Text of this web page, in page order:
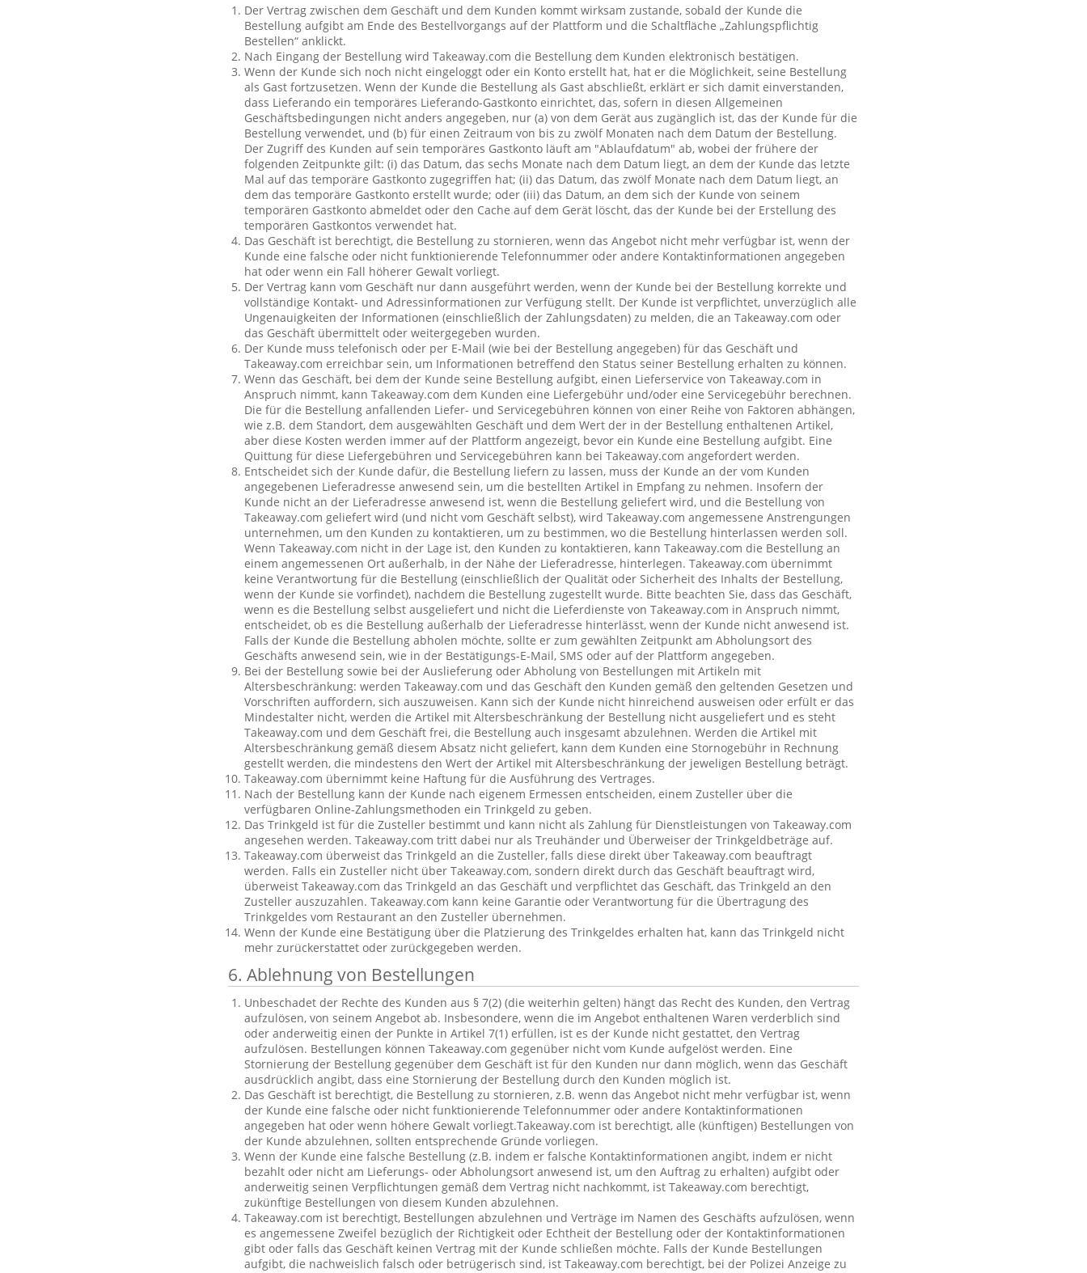
Der Vertrag zwischen dem Geschäft und dem Kunden kommt wirksam zustande, sobald der Kunde die
Bestellung aufgibt am Ende des Bestellvorgangs auf der Plattform und die Schaltfläche „Zahlungspflichtig
Bestellen“ anklickt.
Nach Eingang der Bestellung wird Takeaway.com die Bestellung dem Kunden elektronisch bestätigen.
Wenn der Kunde sich noch nicht eingeloggt oder ein Konto erstellt hat, hat er die Möglichkeit, seine Bestellung
als Gast fortzusetzen. Wenn der Kunde die Bestellung als Gast abschließt, erklärt er sich damit einverstanden,
dass Lieferando ein temporäres Lieferando-Gastkonto einrichtet, das, sofern in diesen Allgemeinen
Geschäftsbedingungen nicht anders angegeben, nur (a) von dem Gerät aus zugänglich ist, das der Kunde für die
Bestellung verwendet, und (b) für einen Zeitraum von bis zu zwölf Monaten nach dem Datum der Bestellung.
Der Zugriff des Kunden auf sein temporäres Gastkonto läuft am "Ablaufdatum" ab, wobei der frühere der
folgenden Zeitpunkte gilt: (i) das Datum, das sechs Monate nach dem Datum liegt, an dem der Kunde das letzte
Mal auf das temporäre Gastkonto zugegriffen hat; (ii) das Datum, das zwölf Monate nach dem Datum liegt, an
dem das temporäre Gastkonto erstellt wurde; oder (iii) das Datum, an dem sich der Kunde von seinem
temporären Gastkonto abmeldet oder den Cache auf dem Gerät löscht, das der Kunde bei der Erstellung des
temporären Gastkontos verwendet hat.
Das Geschäft ist berechtigt, die Bestellung zu stornieren, wenn das Angebot nicht mehr verfügbar ist, wenn der
Kunde eine falsche oder nicht funktionierende Telefonnummer oder andere Kontaktinformationen angegeben
hat oder wenn ein Fall höherer Gewalt vorliegt.
Der Vertrag kann vom Geschäft nur dann ausgeführt werden, wenn der Kunde bei der Bestellung korrekte und
vollständige Kontakt- und Adressinformationen zur Verfügung stellt. Der Kunde ist verpflichtet, unverzüglich alle
Ungenauigkeiten der Informationen (einschließlich der Zahlungsdaten) zu melden, die an Takeaway.com oder
das Geschäft übermittelt oder weitergegeben wurden.
Der Kunde muss telefonisch oder per E-Mail (wie bei der Bestellung angegeben) für das Geschäft und
Takeaway.com erreichbar sein, um Informationen betreffend den Status seiner Bestellung erhalten zu können.
Wenn das Geschäft, bei dem der Kunde seine Bestellung aufgibt, einen Lieferservice von Takeaway.com in
Anspruch nimmt, kann Takeaway.com dem Kunden eine Liefergebühr und/oder eine Servicegebühr berechnen.
Die für die Bestellung anfallenden Liefer- und Servicegebühren können von einer Reihe von Faktoren abhängen,
wie z.B. dem Standort, dem ausgewählten Geschäft und dem Wert der in der Bestellung enthaltenen Artikel,
aber diese Kosten werden immer auf der Plattform angezeigt, bevor ein Kunde eine Bestellung aufgibt. Eine
Quittung für diese Liefergebühren und Servicegebühren kann bei Takeaway.com angefordert werden.
Entscheidet sich der Kunde dafür, die Bestellung liefern zu lassen, muss der Kunde an der vom Kunden
angegebenen Lieferadresse anwesend sein, um die bestellten Artikel in Empfang zu nehmen. Insofern der
Kunde nicht an der Lieferadresse anwesend ist, wenn die Bestellung geliefert wird, und die Bestellung von
Takeaway.com geliefert wird (und nicht vom Geschäft selbst), wird Takeaway.com angemessene Anstrengungen
unternehmen, um den Kunden zu kontaktieren, um zu bestimmen, wo die Bestellung hinterlassen werden soll.
Wenn Takeaway.com nicht in der Lage ist, den Kunden zu kontaktieren, kann Takeaway.com die Bestellung an
einem angemessenen Ort außerhalb, in der Nähe der Lieferadresse, hinterlegen. Takeaway.com übernimmt
keine Verantwortung für die Bestellung (einschließlich der Qualität oder Sicherheit des Inhalts der Bestellung,
wenn der Kunde sie vorfindet), nachdem die Bestellung zugestellt wurde. Bitte beachten Sie, dass das Geschäft,
wenn es die Bestellung selbst ausgeliefert und nicht die Lieferdienste von Takeaway.com in Anspruch nimmt,
entscheidet, ob es die Bestellung außerhalb der Lieferadresse hinterlässt, wenn der Kunde nicht anwesend ist.
Falls der Kunde die Bestellung abholen möchte, sollte er zum gewählten Zeitpunkt am Abholungsort des
Geschäfts anwesend sein, wie in der Bestätigungs-E-Mail, SMS oder auf der Plattform angegeben.
Bei der Bestellung sowie bei der Auslieferung oder Abholung von Bestellungen mit Artikeln mit
Altersbeschränkung: werden Takeaway.com und das Geschäft den Kunden gemäß den geltenden Gesetzen und
Vorschriften auffordern, sich auszuweisen. Kann sich der Kunde nicht hinreichend ausweisen oder erfült er das
Mindestalter nicht, werden die Artikel mit Altersbeschränkung der Bestellung nicht ausgeliefert und es steht
Takeaway.com und dem Geschäft frei, die Bestellung auch insgesamt abzulehnen. Werden die Artikel mit
Altersbeschränkung gemäß diesem Absatz nicht geliefert, kann dem Kunden eine Stornogebühr in Rechnung
gestellt werden, die mindestens den Wert der Artikel mit Altersbeschränkung der jeweligen Bestellung beträgt.
Takeaway.com übernimmt keine Haftung für die Ausführung des Vertrages.
Nach der Bestellung kann der Kunde nach eigenem Ermessen entscheiden, einem Zusteller über die
verfügbaren Online-Zahlungsmethoden ein Trinkgeld zu geben.
Das Trinkgeld ist für die Zusteller bestimmt und kann nicht als Zahlung für Dienstleistungen von Takeaway.com
angesehen werden. Takeaway.com tritt dabei nur als Treuhänder und Überweiser der Trinkgeldbeträge auf.
Takeaway.com überweist das Trinkgeld an die Zusteller, falls diese direkt über Takeaway.com beauftragt
werden. Falls ein Zusteller nicht über Takeaway.com, sondern direkt durch das Geschäft beauftragt wird,
überweist Takeaway.com das Trinkgeld an das Geschäft und verpflichtet das Geschäft, das Trinkgeld an den
Zusteller auszuzahlen. Takeaway.com kann keine Garantie oder Verantwortung für die Übertragung des
Trinkgeldes vom Restaurant an den Zusteller übernehmen.
Wenn der Kunde eine Bestätigung über die Platzierung des Trinkgeldes erhalten hat, kann das Trinkgeld nicht
mehr zurückerstattet oder zurückgegeben werden.
6. Ablehnung von Bestellungen
Unbeschadet der Rechte des Kunden aus § 7(2) (die weiterhin gelten) hängt das Recht des Kunden, den Vertrag
aufzulösen, von seinem Angebot ab. Insbesondere, wenn die im Angebot enthaltenen Waren verderblich sind
oder anderweitig einen der Punkte in Artikel 7(1) erfüllen, ist es der Kunde nicht gestattet, den Vertrag
aufzulösen. Bestellungen können Takeaway.com gegenüber nicht vom Kunde aufgelöst werden. Eine
Stornierung der Bestellung gegenüber dem Geschäft ist für den Kunden nur dann möglich, wenn das Geschäft
ausdrücklich angibt, dass eine Stornierung der Bestellung durch den Kunden möglich ist.
Das Geschäft ist berechtigt, die Bestellung zu stornieren, z.B. wenn das Angebot nicht mehr verfügbar ist, wenn
der Kunde eine falsche oder nicht funktionierende Telefonnummer oder andere Kontaktinformationen
angegeben hat oder wenn höhere Gewalt vorliegt.Takeaway.com ist berechtigt, alle (künftigen) Bestellungen von
der Kunde abzulehnen, sollten entsprechende Gründe vorliegen.
Wenn der Kunde eine falsche Bestellung (z.B. indem er falsche Kontaktinformationen angibt, indem er nicht
bezahlt oder nicht am Lieferungs- oder Abholungsort anwesend ist, um den Auftrag zu erhalten) aufgibt oder
anderweitig seinen Verpflichtungen gemäß dem Vertrag nicht nachkommt, ist Takeaway.com berechtigt,
zukünftige Bestellungen von diesem Kunden abzulehnen.
Takeaway.com ist berechtigt, Bestellungen abzulehnen und Verträge im Namen des Geschäfts aufzulösen, wenn
es angemessene Zweifel bezüglich der Richtigkeit oder Echtheit der Bestellung oder der Kontaktinformationen
gibt oder falls das Geschäft keinen Vertrag mit der Kunde schließen möchte. Falls der Kunde Bestellungen
aufgibt, die nachweislich falsch oder betrügerisch sind, ist Takeaway.com berechtigt, bei der Polizei Anzeige zu